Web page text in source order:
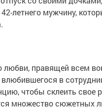
летнего мужчину,
правящей всем
в
чтобы склеить свое
множество сюжетных